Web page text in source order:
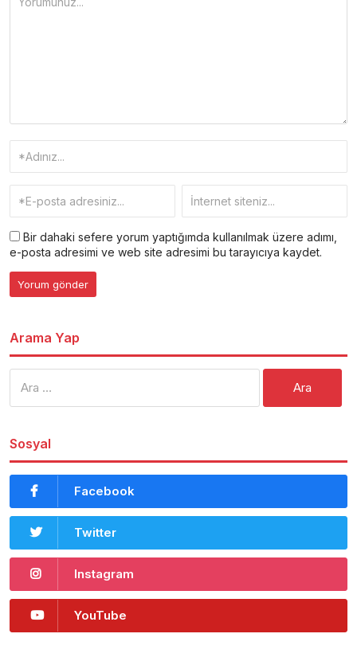
Bir dahaki sefere yorum yaptığımda kullanılmak üzere adımı,
e-posta adresimi ve web site adresimi bu tarayıcıya kaydet.
Arama Yap
Sosyal
Facebook
Twitter
Instagram
YouTube